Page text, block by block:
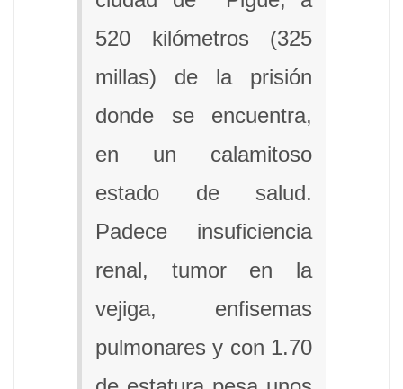
520 kilómetros (325
millas) de la prisión
donde se encuentra,
en un calamitoso
estado de salud.
Padece insuficiencia
renal, tumor en la
vejiga, enfisemas
pulmonares y con 1.70